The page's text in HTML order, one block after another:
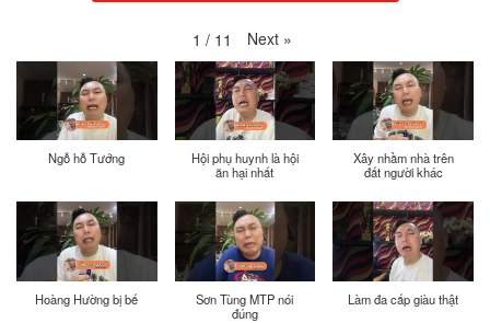
1 / 11 Next »
Ngỗ hỗ Tướng
Hội phụ huynh là hội
ăn hại nhất
Xây nhầm nhà trên
đất người khác
Hoàng Hường bị bế
Sơn Tùng MTP nói
đúng
Làm đa cấp giàu thật